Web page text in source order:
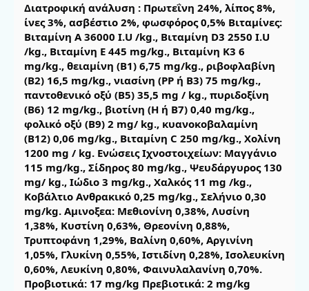
Διατροφική ανάλυση : Πρωτεΐνη 24%, λίπος 8%,
ίνες 3%, ασβέστιο 2%, φωσφόρος 0,5% Βιταμίνες:
Βιταμίνη Α 36000 I.U /kg., Bιταμίνη D3 2550 Ι.U
/kg., Βιταμίνη Ε 445 mg/kg., Βιταμίνη Κ3 6
mg/kg., θειαμίνη (Β1) 6,75 mg/kg., ριβοφλαβίνη
(Β2) 16,5 mg/kg., νιασίνη (PP ή Β3) 75 mg/kg.,
παντοθενικό οξύ (Β5) 35,5 mg / kg., πυριδοξίνη
(Β6) 12 mg/kg., βιοτίνη (Η ή Β7) 0,40 mg/kg.,
φολικό οξύ (Β9) 2 mg/ kg., κυανοκοβαλαμίνη
(Β12) 0,06 mg/kg., Bιταμίνη C 250 mg/kg., Χολίνη
1200 mg / kg. Ενώσεις Ιχνοστοιχείων: Μαγγάνιο
115 mg/kg., Σίδηρος 80 mg/kg., Ψευδάργυρος 130
mg/ kg., Ιώδιο 3 mg/kg., Χαλκός 11 mg /kg.,
Κοβάλτιο Ανθρακικό 0,25 mg/kg., Σελήνιο 0,30
mg/kg. Αμινοξεα: Μεθιονίνη 0,38%, Λυσίνη
1,38%, Κυστίνη 0,63%, Θρεονίνη 0,88%,
Τρυπτοφάνη 1,29%, Βαλίνη 0,60%, Αργινίνη
1,05%, Γλυκίνη 0,55%, Ιστιδίνη 0,28%, Ισολευκίνη
0,60%, Λευκίνη 0,80%, Φαινυλαλανίνη 0,70%.
Προβιοτικά: 17 mg/kg Πρεβιοτικά: 2 mg/kg